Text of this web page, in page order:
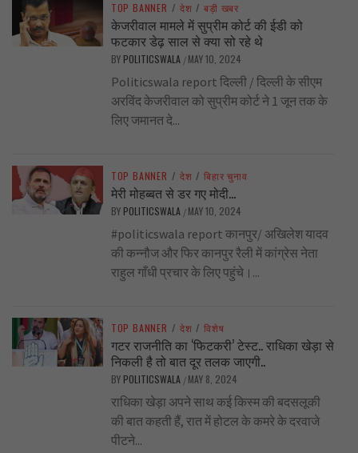
TOP BANNER / देश / बड़ी खबर
केजरीवाल मामले में सुप्रीम कोर्ट की ईडी को
फटकार डेढ़ साल से क्या सो रहे थे
BY POLITICSWALA / MAY 10, 2024
Politicswala report दिल्ली / दिल्ली के सीएम
अरविंद केजरीवाल को सुप्रीम कोर्ट ने 1 जून तक के
लिए जमानत दे...
TOP BANNER / देश / बिहार चुनाव
मेरी मोहब्बत से डर गए मोदी…
BY POLITICSWALA / MAY 10, 2024
#politicswala report कानपुर/ अखिलेश यादव
की कन्नौज और फिर कानपुर रैली में कांग्रेस नेता
राहुल गाँधी प्रचार के लिए पहुंचे।...
TOP BANNER / देश / विशेष
गटर राजनीति का ‘फिटकरी’ टेस्ट.. राधिका खेड़ा से
निकली है तो बात दूर तलक जाएगी..
BY POLITICSWALA / MAY 8, 2024
राधिका खेड़ा अपने साथ कई किस्म की बदसलूकी
की बात कहती हैं, रात में होटल के कमरे के दरवाजे
पीटने...